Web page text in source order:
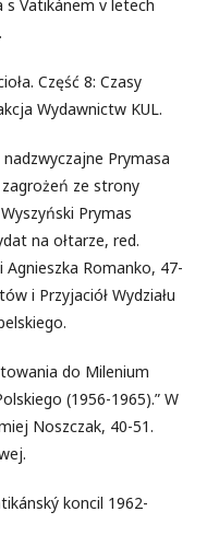
s Vatikánem v letech
Część 8: Czasy
Wydawnictw KUL.
nadzwyczajne Prymasa
ze strony
Prymas
na ołtarze, red.
Agnieszka Romanko, 47-
i Przyjaciół Wydziału
do Milenium
(1956-1965).” W
Noszczak, 40-51.
koncil 1962-